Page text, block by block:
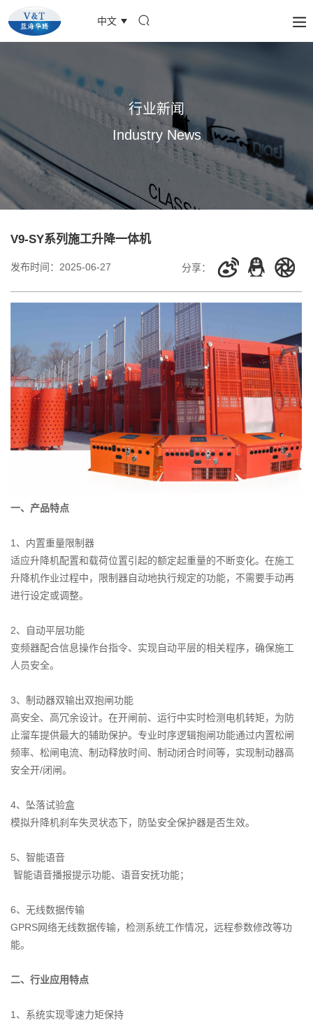
中文
行业新闻
Industry News
V9-SY系列施工升降一体机
发布时间： 2025-06-27 分享：
一、产品特点
1、内置重量限制器
适应升降机配置和载荷位置引起的额定起重量的不断变化。在施工
升降机作业过程中，限制器自动地执行规定的功能，不需要手动再
进行设定或调整。
2、自动平层功能
变频器配合信息操作台指令、实现自动平层的相关程序，确保施工
人员安全。
3、制动器双输出双抱闸功能
高安全、高冗余设计。在开闸前、运行中实时检测电机转矩，为防
止溜车提供最大的辅助保护。专业时序逻辑抱闸功能通过内置松闸
频率、松闸电流、制动释放时间、制动闭合时间等，实现制动器高
安全开/闭闸。
4、坠落试验盒
模拟升降机刹车失灵状态下，防坠安全保护器是否生效。
5、智能语⾳
智能语⾳播报提⽰功能、语音安抚功能；
6、⽆线数据传输
GPRS⽹络⽆线数据传输，检测系统工作情况，远程参数修改等功
能。
二、行业应用特点
1、系统实现零速力矩保持